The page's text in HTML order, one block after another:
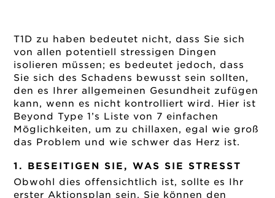
T1D zu haben bedeutet nicht, dass Sie sich
von allen potentiell stressigen Dingen
isolieren müssen; es bedeutet jedoch, dass
Sie sich des Schadens bewusst sein sollten,
den es Ihrer allgemeinen Gesundheit zufügen
kann, wenn es nicht kontrolliert wird. Hier ist
Beyond Type 1’s Liste von 7 einfachen
Möglichkeiten, um zu chillaxen, egal wie groß
das Problem und wie schwer das Herz ist.
1. BESEITIGEN SIE, WAS SIE STRESST
Obwohl dies offensichtlich ist, sollte es Ihr
erster Aktionsplan sein. Sie können den